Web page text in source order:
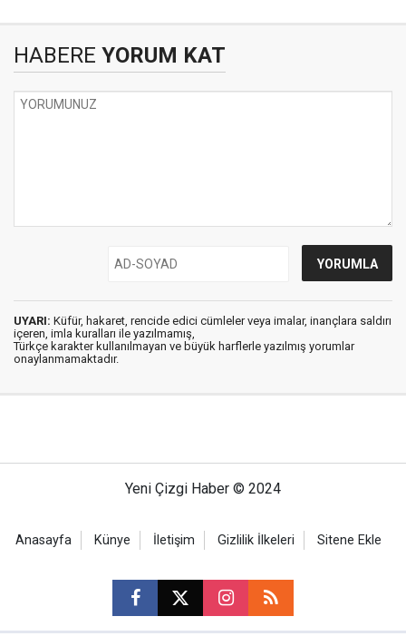
HABERE YORUM KAT
UYARI: Küfür, hakaret, rencide edici cümleler veya imalar, inançlara saldırı
içeren, imla kuralları ile yazılmamış,
Türkçe karakter kullanılmayan ve büyük harflerle yazılmış yorumlar
onaylanmamaktadır.
Yeni Çizgi Haber © 2024
Anasayfa Künye İletişim Gizlilik İlkeleri Sitene Ekle